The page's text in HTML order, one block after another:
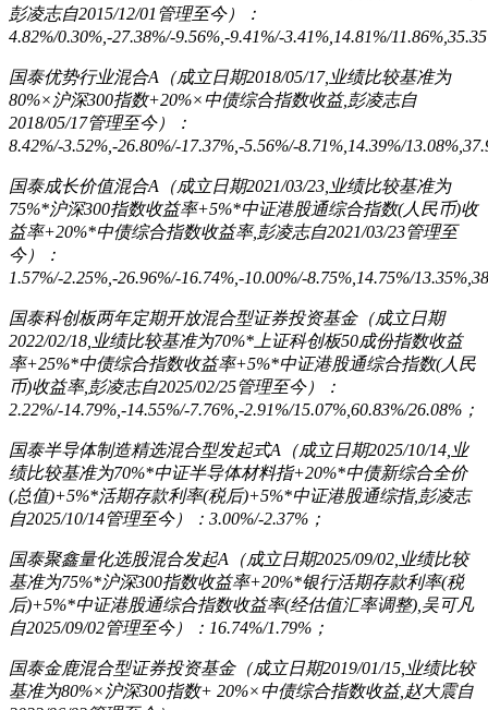
彭凌志自2015/12/01管理至今）：
4.82%/0.30%,-27.38%/-9.56%,-9.41%/-3.41%,14.81%/
国泰优势行业混合A（成立日期2018/05/17,业绩比较基准为
80%×沪深300指数+20%×中债综合指数收益,彭凌志自
2018/05/17管理至今）：
8.42%/-3.52%,-26.80%/-17.37%,-5.56%/-8.71%,14.39%/
国泰成长价值混合A（成立日期2021/03/23,业绩比较基准为
75%*沪深300指数收益率+5%*中证港股通综合指数(人民币)收
益率+20%*中债综合指数收益率,彭凌志自2021/03/23管理至
今）：
1.57%/-2.25%,-26.96%/-16.74%,-10.00%/-8.75%,14.75%/
国泰科创板两年定期开放混合型证券投资基金（成立日期
2022/02/18,业绩比较基准为70%*上证科创板50成份指数收益
率+25%*中债综合指数收益率+5%*中证港股通综合指数(人民
币)收益率,彭凌志自2025/02/25管理至今）：
2.22%/-14.79%,-14.55%/-7.76%,-2.91%/15.07%,60.83%/26.08%；
国泰半导体制造精选混合型发起式A（成立日期2025/10/14,业
绩比较基准为70%*中证半导体材料指+20%*中债新综合全价
(总值)+5%*活期存款利率(税后)+5%*中证港股通综指,彭凌志
自2025/10/14管理至今）：3.00%/-2.37%；
国泰聚鑫量化选股混合发起A（成立日期2025/09/02,业绩比较
基准为75%*沪深300指数收益率+20%*银行活期存款利率(税
后)+5%*中证港股通综合指数收益率(经估值汇率调整),吴可凡
自2025/09/02管理至今）：16.74%/1.79%；
国泰金鹿混合型证券投资基金（成立日期2019/01/15,业绩比较
基准为80%×沪深300指数+ 20%×中债综合指数收益,赵大震自